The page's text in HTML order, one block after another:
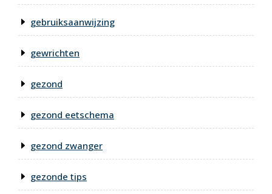
gebruiksaanwijzing
gewrichten
gezond
gezond eetschema
gezond zwanger
gezonde tips